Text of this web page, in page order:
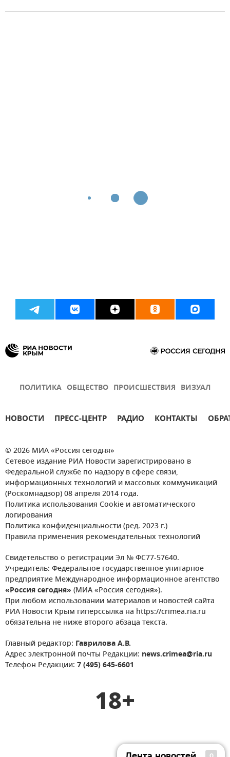
ПОЛИТИКА ОБЩЕСТВО ПРОИСШЕСТВИЯ ВИЗУАЛ
НОВОСТИ ПРЕСС-ЦЕНТР РАДИО КОНТАКТЫ
© 2026 МИА «Россия сегодня»
Сетевое издание РИА Новости зарегистрировано в
Федеральной службе по надзору в сфере связи,
информационных технологий и массовых коммуникаций
(Роскомнадзор) 08 апреля 2014 года.
Политика использования Cookie и автоматического
логирования
Политика конфиденциальности (ред. 2023 г.)
Правила применения рекомендательных технологий
Свидетельство о регистрации Эл № ФС77-57640.
Учредитель: Федеральное государственное унитарное
предприятие Международное информационное агентство
«Россия сегодня» (МИА «Россия сегодня»).
При любом использовании материалов и новостей сайта
РИА Новости Крым гиперссылка на https://crimea.ria.ru
обязательна не ниже второго абзаца текста.
Главный редактор: Гаврилова А.В.
Адрес электронной почты Редакции: news.crimea@ria.ru
Телефон Редакции: 7 (495) 645-6601
18+